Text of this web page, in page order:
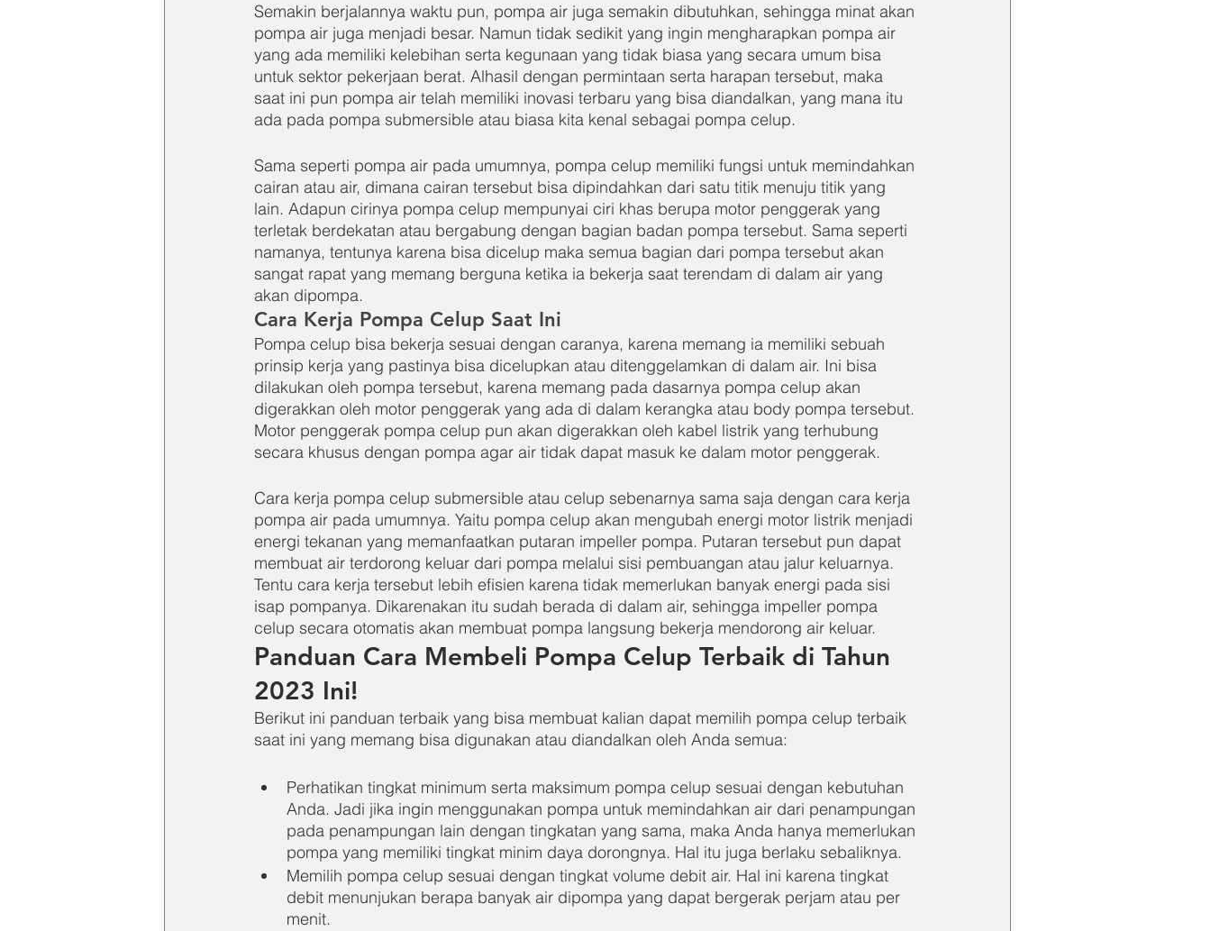
Semakin berjalannya waktu pun, pompa air juga semakin dibutuhkan, sehingga minat akan
pompa air juga menjadi besar. Namun tidak sedikit yang ingin mengharapkan pompa air
yang ada memiliki kelebihan serta kegunaan yang tidak biasa yang secara umum bisa
untuk sektor pekerjaan berat. Alhasil dengan permintaan serta harapan tersebut, maka
saat ini pun pompa air telah memiliki inovasi terbaru yang bisa diandalkan, yang mana itu
ada pada pompa submersible atau biasa kita kenal sebagai pompa celup.
Sama seperti pompa air pada umumnya, pompa celup memiliki fungsi untuk memindahkan
cairan atau air, dimana cairan tersebut bisa dipindahkan dari satu titik menuju titik yang
lain. Adapun cirinya pompa celup mempunyai ciri khas berupa motor penggerak yang
terletak berdekatan atau bergabung dengan bagian badan pompa tersebut. Sama seperti
namanya, tentunya karena bisa dicelup maka semua bagian dari pompa tersebut akan
sangat rapat yang memang berguna ketika ia bekerja saat terendam di dalam air yang
akan dipompa.
Cara Kerja Pompa Celup Saat Ini
Pompa celup bisa bekerja sesuai dengan caranya, karena memang ia memiliki sebuah
prinsip kerja yang pastinya bisa dicelupkan atau ditenggelamkan di dalam air. Ini bisa
dilakukan oleh pompa tersebut, karena memang pada dasarnya pompa celup akan
digerakkan oleh motor penggerak yang ada di dalam kerangka atau body pompa tersebut.
Motor penggerak pompa celup pun akan digerakkan oleh kabel listrik yang terhubung
secara khusus dengan pompa agar air tidak dapat masuk ke dalam motor penggerak.
Cara kerja pompa celup submersible atau celup sebenarnya sama saja dengan cara kerja
pompa air pada umumnya. Yaitu pompa celup akan mengubah energi motor listrik menjadi
energi tekanan yang memanfaatkan putaran impeller pompa. Putaran tersebut pun dapat
membuat air terdorong keluar dari pompa melalui sisi pembuangan atau jalur keluarnya.
Tentu cara kerja tersebut lebih efisien karena tidak memerlukan banyak energi pada sisi
isap pompanya. Dikarenakan itu sudah berada di dalam air, sehingga impeller pompa
celup secara otomatis akan membuat pompa langsung bekerja mendorong air keluar.
Panduan Cara Membeli Pompa Celup Terbaik di Tahun
2023 Ini!
Berikut ini panduan terbaik yang bisa membuat kalian dapat memilih pompa celup terbaik
saat ini yang memang bisa digunakan atau diandalkan oleh Anda semua:
Perhatikan tingkat minimum serta maksimum pompa celup sesuai dengan kebutuhan
Anda. Jadi jika ingin menggunakan pompa untuk memindahkan air dari penampungan
pada penampungan lain dengan tingkatan yang sama, maka Anda hanya memerlukan
pompa yang memiliki tingkat minim daya dorongnya. Hal itu juga berlaku sebaliknya.
Memilih pompa celup sesuai dengan tingkat volume debit air. Hal ini karena tingkat
debit menunjukan berapa banyak air dipompa yang dapat bergerak perjam atau per
menit.